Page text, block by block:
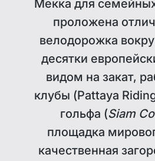
Мекка для
проложена
велодорожка
десятки
видом на закат,
клубы (Pattaya
гольфа (Siam
площадка
качественная